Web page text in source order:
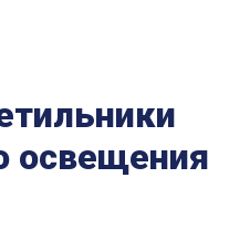
освещения